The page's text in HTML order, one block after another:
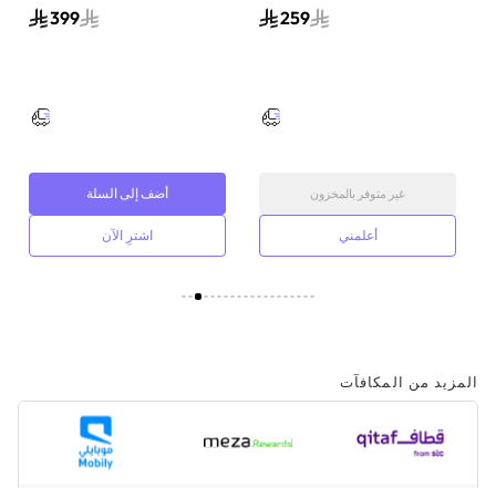
أسود/أبيض
399
أضف إلى السلة
اشترِ الآن
الرقمي بالبريد الإلكتروني
259
غير متوفر بالمخزون
أعلمني
المزيد من المكافآت